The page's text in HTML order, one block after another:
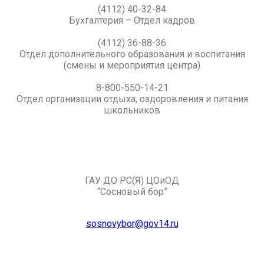
(4112) 40-32-84
Бухгалтерия – Отдел кадров
(4112) 36-88-36
Отдел дополнительного образования и воспитания
(смены и мероприятия центра)
8-800-550-14-21
Отдел организации отдыха, оздоровления и питания
школьников
ГАУ ДО РС(Я) ЦОиОД
“Сосновый бор”
sosnovybor@gov14.ru